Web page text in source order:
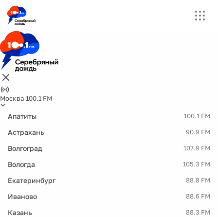
Москва 100.1 FM
Апатиты 100.1 FM
Астрахань 90.9 FM
Волгоград 107.9 FM
Вологда 105.3 FM
Екатеринбург 88.8 FM
Иваново 88.6 FM
Казань 88.3 FM